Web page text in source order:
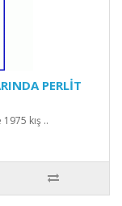
PERLİT
kış ..